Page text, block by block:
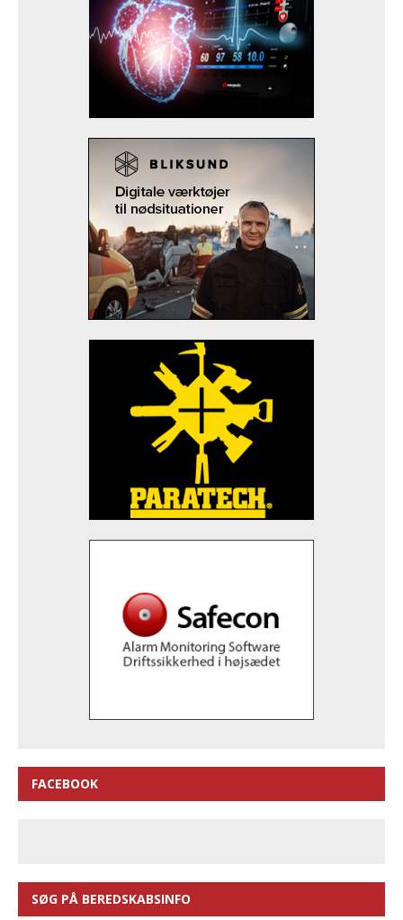
FACEBOOK
SØG PÅ BEREDSKABSINFO